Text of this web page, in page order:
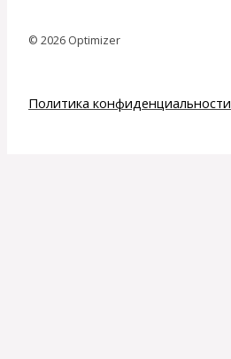
© 2026 Optimizer
Политика конфиденциальности